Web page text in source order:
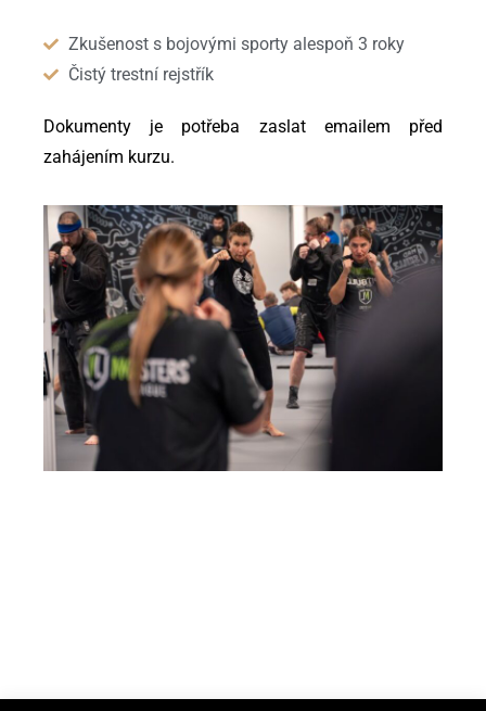
Zkušenost s bojovými sporty alespoň 3 roky
Čistý trestní rejstřík
Dokumenty je potřeba zaslat emailem před
zahájením kurzu.